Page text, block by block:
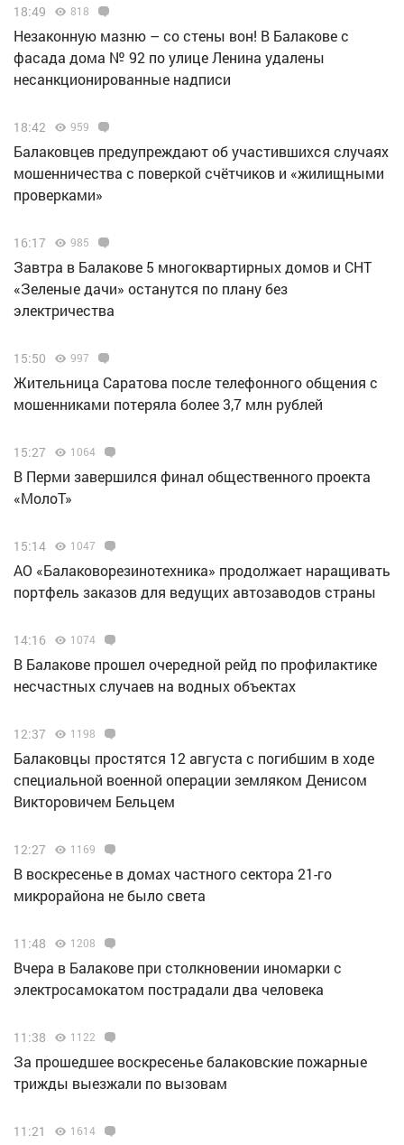
18:49 818
Незаконную мазню – со стены вон! В Балакове с
фасада дома № 92 по улице Ленина удалены
несанкционированные надписи
18:42 959
Балаковцев предупреждают об участившихся случаях
мошенничества с поверкой счётчиков и «жилищными
проверками»
16:17 985
Завтра в Балакове 5 многоквартирных домов и СНТ
«Зеленые дачи» останутся по плану без
электричества
15:50 997
Жительница Саратова после телефонного общения с
мошенниками потеряла более 3,7 млн рублей
15:27 1064
В Перми завершился финал общественного проекта
«МолоТ»
15:14 1047
АО «Балаковорезинотехника» продолжает наращивать
портфель заказов для ведущих автозаводов страны
14:16 1074
В Балакове прошел очередной рейд по профилактике
несчастных случаев на водных объектах
12:37 1198
Балаковцы простятся 12 августа с погибшим в ходе
специальной военной операции земляком Денисом
Викторовичем Бельцем
12:27 1169
В воскресенье в домах частного сектора 21-го
микрорайона не было света
11:48 1208
Вчера в Балакове при столкновении иномарки с
электросамокатом пострадали два человека
11:38 1122
За прошедшее воскресенье балаковские пожарные
трижды выезжали по вызовам
11:21 1614